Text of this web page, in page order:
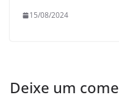
15/08/2024
Deixe um